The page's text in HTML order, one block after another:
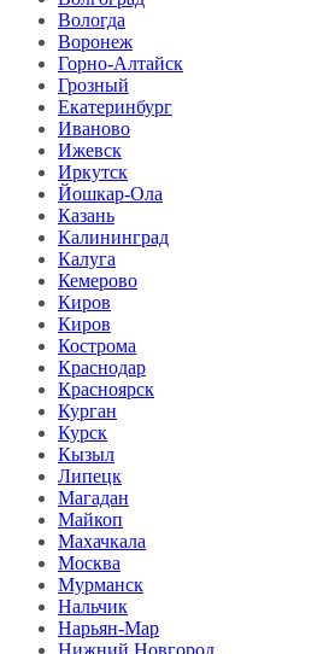
Вологда
Воронеж
Горно-Алтайск
Грозный
Екатеринбург
Иваново
Ижевск
Иркутск
Йошкар-Ола
Казань
Калининград
Калуга
Кемерово
Киров
Киров
Кострома
Краснодар
Красноярск
Курган
Курск
Кызыл
Липецк
Магадан
Майкоп
Махачкала
Москва
Мурманск
Нальчик
Нарьян-Мар